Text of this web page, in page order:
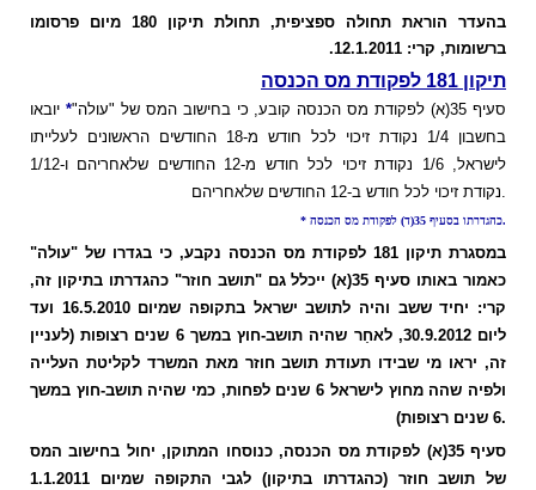
בהעדר הוראת תחולה ספציפית, תחולת תיקון 180 מיום פרסומו
ברשומות, קרי: 12.1.2011.
תיקון 181 לפקודת מס הכנסה
סעיף 35(א) לפקודת מס הכנסה קובע, כי בחישוב המס של "עולה" * יובאו
בחשבון 1/4 נקודת זיכוי לכל חודש מ-18 החודשים הראשונים לעלייתו
לישראל, 1/6 נקודת זיכוי לכל חודש מ-12 החודשים שלאחריהם ו-1/12
נקודת זיכוי לכל חודש ב-12 החודשים שלאחריהם.
* כהגדרתו בסעיף 35(ד) לפקודת מס הכנסה.
במסגרת תיקון 181 לפקודת מס הכנסה נקבע, כי בגדרו של "עולה"
כאמור באותו סעיף 35(א) ייכלל גם "תושב חוזר" כהגדרתו בתיקון זה,
קרי: יחיד ששב והיה לתושב ישראל בתקופה שמיום 16.5.2010 ועד
ליום 30.9.2012, לאחַר שהיה תושב-חוץ במשך 6 שנים רצופות (לעניין
זה, יראו מי שבידו תעודת תושב חוזר מאת המשרד לקליטת העלייה
ולפיה שהה מחוץ לישראל 6 שנים לפחות, כמי שהיה תושב-חוץ במשך
6 שנים רצופות).
סעיף 35(א) לפקודת מס הכנסה, כנוסחו המתוקן, יחול בחישוב המס
של תושב חוזר (כהגדרתו בתיקון) לגבי התקופה שמיום 1.1.2011